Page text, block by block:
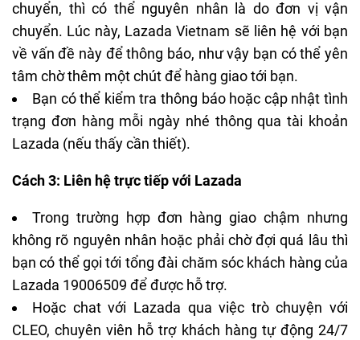
chuyển, thì có thể nguyên nhân là do đơn vị vận
chuyển. Lúc này, Lazada Vietnam sẽ liên hệ với bạn
về vấn đề này để thông báo, như vậy bạn có thể yên
tâm chờ thêm một chút để hàng giao tới bạn.
Bạn có thể kiểm tra thông báo hoặc cập nhật tình
trạng đơn hàng mỗi ngày nhé thông qua tài khoản
Lazada (nếu thấy cần thiết).
Cách 3: Liên hệ trực tiếp với Lazada
Trong trường hợp đơn hàng giao chậm nhưng
không rõ nguyên nhân hoặc phải chờ đợi quá lâu thì
bạn có thể gọi tới tổng đài chăm sóc khách hàng của
Lazada 19006509 để được hỗ trợ.
Hoặc chat với Lazada qua việc trò chuyện với
CLEO, chuyên viên hỗ trợ khách hàng tự động 24/7